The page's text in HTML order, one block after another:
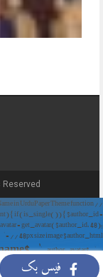
فیس بک
in UrduPaper Theme function
{ if (is_single()) { $author_id =
= get_avatar($author_id, 48);
// 48px size image $author_html = '
' . $author_avatar . '
' . $author_name . '
} add_filter('the_content',